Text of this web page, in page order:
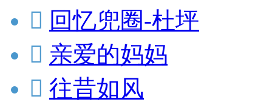
 回忆兜圈-杜坪
 亲爱的妈妈
 往昔如风